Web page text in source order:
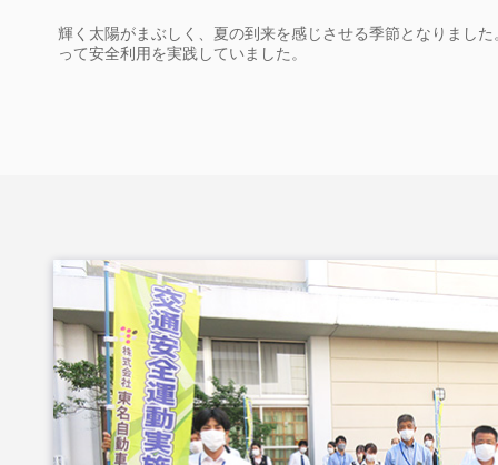
輝く太陽がまぶしく、夏の到来を感じさせる季節となりまし
って安全利用を実践していました。